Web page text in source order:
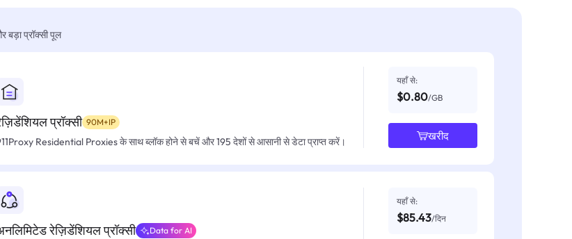
बड़ा प्रॉक्सी पूल
प्रॉक्सी 90M+IP
Residential Proxies के साथ ब्लॉक होने से बचें और 195 देशों से आसानी से डेटा प्राप्त करें।
यहाँ से:
$0.80/GB
खरीद
रेज़िडेंशियल प्रॉक्सी Data for AI
यहाँ से:
$85.43/दिन